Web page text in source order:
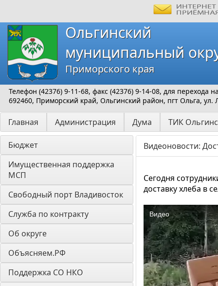
Ольгинский
муниципальный
Приморского края
Телефон (42376) 9-11-68, факс (42376) 9-14-08, для перехода
692460, Приморский край, Ольгинский район, пгт Ольга, ул.
Главная Администрация Дума ТИК
Бюджет
Имущественная поддержка
МСП
Свободный порт Владивосток
Служба по контракту
Об округе
Объясняем.РФ
Поддержка СО НКО
Видеоновости:
Сегодня
доставку хлеба в